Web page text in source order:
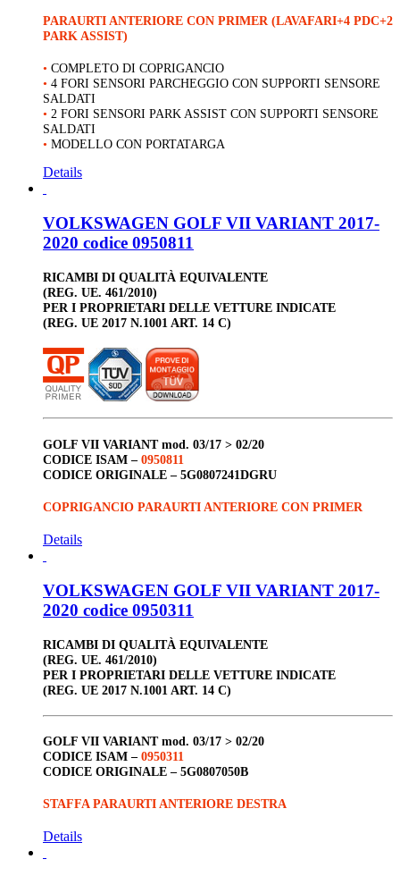
PARAURTI ANTERIORE CON PRIMER (LAVAFARI+4 PDC+2
PARK ASSIST)
• COMPLETO DI COPRIGANCIO
• 4 FORI SENSORI PARCHEGGIO CON SUPPORTI SENSORE
SALDATI
• 2 FORI SENSORI PARK ASSIST CON SUPPORTI SENSORE
SALDATI
• MODELLO CON PORTATARGA
Details
VOLKSWAGEN GOLF VII VARIANT 2017-
2020 codice 0950811
RICAMBI DI QUALITÀ EQUIVALENTE
(REG. UE. 461/2010)
PER I PROPRIETARI DELLE VETTURE INDICATE
(REG. UE 2017 N.1001 ART. 14 C)
GOLF VII VARIANTmod. 03/17 > 02/20
CODICE ISAM – 0950811
CODICE ORIGINALE – 5G0807241DGRU
COPRIGANCIO PARAURTI ANTERIORE CON PRIMER
Details
VOLKSWAGEN GOLF VII VARIANT 2017-
2020 codice 0950311
RICAMBI DI QUALITÀ EQUIVALENTE
(REG. UE. 461/2010)
PER I PROPRIETARI DELLE VETTURE INDICATE
(REG. UE 2017 N.1001 ART. 14 C)
GOLF VII VARIANTmod. 03/17 > 02/20
CODICE ISAM – 0950311
CODICE ORIGINALE – 5G0807050B
STAFFA PARAURTI ANTERIORE DESTRA
Details